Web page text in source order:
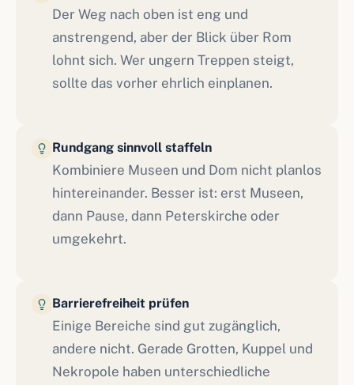
Der Weg nach oben ist eng und
anstrengend, aber der Blick über Rom
lohnt sich. Wer ungern Treppen steigt,
sollte das vorher ehrlich einplanen.
Rundgang sinnvoll staffeln
Kombiniere Museen und Dom nicht planlos
hintereinander. Besser ist: erst Museen,
dann Pause, dann Peterskirche oder
umgekehrt.
Barrierefreiheit prüfen
Einige Bereiche sind gut zugänglich,
andere nicht. Gerade Grotten, Kuppel und
Nekropole haben unterschiedliche